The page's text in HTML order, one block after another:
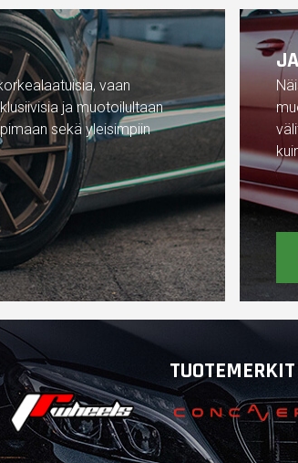
vaan
ja muotoilultaan
sekä yleisimpiin
TUOTEMERKIT